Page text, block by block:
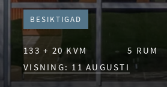
BESIKTIGAD
133 + 20 KVM 5 RUM
VISNING: 11 AUGUSTI